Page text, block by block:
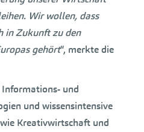
Wir wollen, dass
in Zukunft zu den
gehört“, merkte die
Informations- und
und wissensintensive
Kreativwirtschaft und